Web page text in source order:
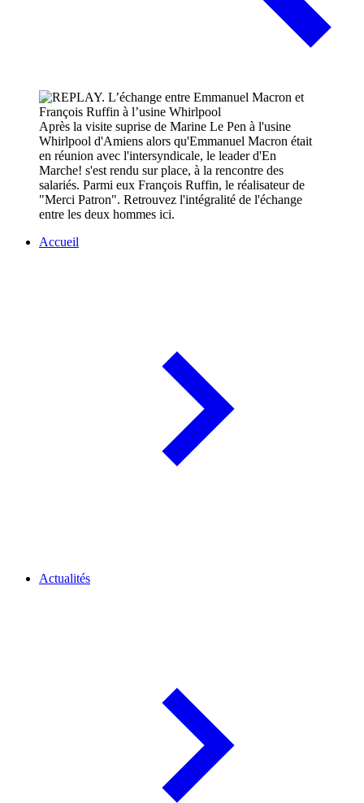
Après la visite suprise de Marine Le Pen à l'usine
Whirlpool d'Amiens alors qu'Emmanuel Macron était
en réunion avec l'intersyndicale, le leader d'En
Marche! s'est rendu sur place, à la rencontre des
salariés. Parmi eux François Ruffin, le réalisateur de
"Merci Patron". Retrouvez l'intégralité de l'échange
entre les deux hommes ici.
Accueil
Actualités